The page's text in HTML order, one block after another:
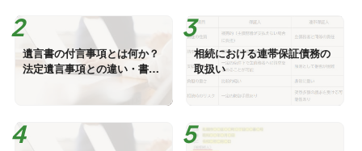
遺言書の付言事項とは何か？
法定遺言事項との違い・書き
相続における連帯保証債務の
取扱い